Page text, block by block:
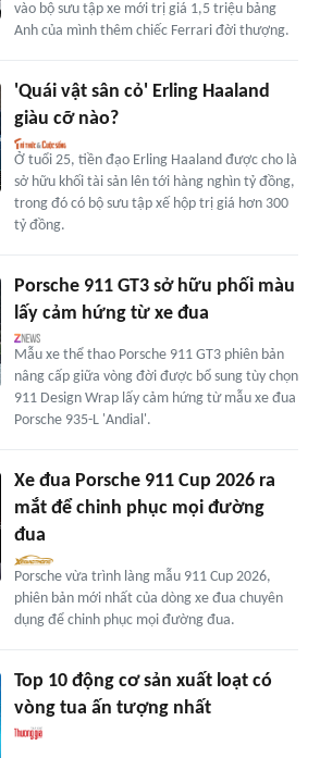
vào bộ sưu tập xe mới trị giá 1,5 triệu bảng
Anh của mình thêm chiếc Ferrari đời thượng.
'Quái vật sân cỏ' Erling Haaland
giàu cỡ nào?
Ở tuổi 25, tiền đạo Erling Haaland được cho là
sở hữu khối tài sản lên tới hàng nghìn tỷ đồng,
trong đó có bộ sưu tập xế hộp trị giá hơn 300
tỷ đồng.
Porsche 911 GT3 sở hữu phối màu
lấy cảm hứng từ xe đua
Mẫu xe thể thao Porsche 911 GT3 phiên bản
nâng cấp giữa vòng đời được bổ sung tùy chọn
911 Design Wrap lấy cảm hứng từ mẫu xe đua
Porsche 935-L 'Andial'.
Xe đua Porsche 911 Cup 2026 ra
mắt để chinh phục mọi đường
đua
Porsche vừa trình làng mẫu 911 Cup 2026,
phiên bản mới nhất của dòng xe đua chuyên
dụng để chinh phục mọi đường đua.
Top 10 động cơ sản xuất loạt có
vòng tua ấn tượng nhất